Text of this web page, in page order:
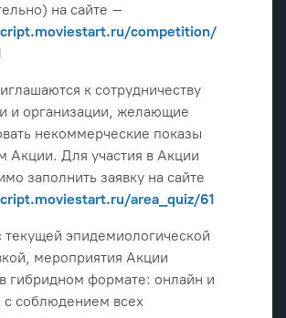
на сайте –
competition/
к сотрудничеству
и организации, желающие
некоммерческие показы
Акции. Для участия в Акции
заполнить заявку на сайте
area_quiz/61
текущей эпидемиологической
мероприятия Акции
гибридном формате: онлайн и
соблюдением всех